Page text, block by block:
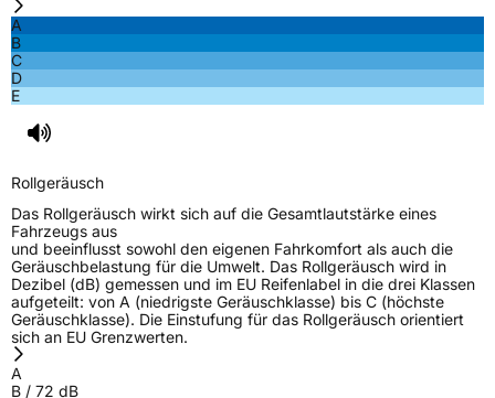
A
B
C
D
E
Rollgeräusch
Das Rollgeräusch wirkt sich auf die Gesamtlautstärke eines
Fahrzeugs aus
und beeinflusst sowohl den eigenen Fahrkomfort als auch die
Geräuschbelastung für die Umwelt. Das Rollgeräusch wird in
Dezibel (dB) gemessen und im EU Reifenlabel in die drei Klassen
aufgeteilt: von A (niedrigste Geräuschklasse) bis C (höchste
Geräuschklasse). Die Einstufung für das Rollgeräusch orientiert
sich an EU Grenzwerten.
A
B / 72 dB